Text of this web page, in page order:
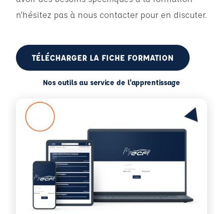
n’hésitez pas à nous contacter pour en discuter.
TÉLÉCHARGER LA FICHE FORMATION
Nos outils au service de l'apprentissage